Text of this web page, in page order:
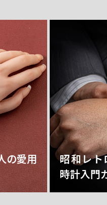
の愛用
昭和レト
時計入門